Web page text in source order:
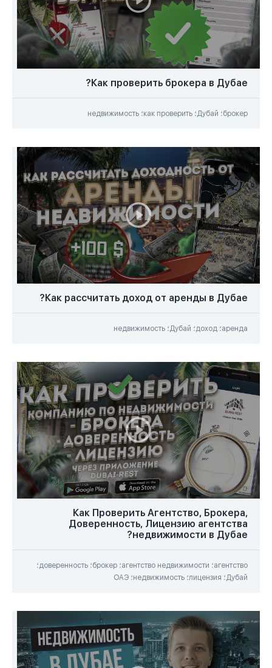
Как проверить брокера в Дубае?
брокер؛ Дубай؛ как проверить؛ недвижимость
Как рассчитать доход от аренды в Дубае?
аренда؛ доход؛ Дубай؛ недвижимость
Как Проверить Агентство, Брокера,
Доверенность, Лицензию агентства
недвижимости в Дубае?
агентство؛ агентство недвижимости؛ брокер؛ доверенность؛
Дубай؛ лицензия؛ недвижимость؛ ОАЭ